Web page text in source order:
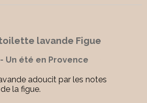
lavande Figue
Un été en Provence
adoucit par les notes
la figue.